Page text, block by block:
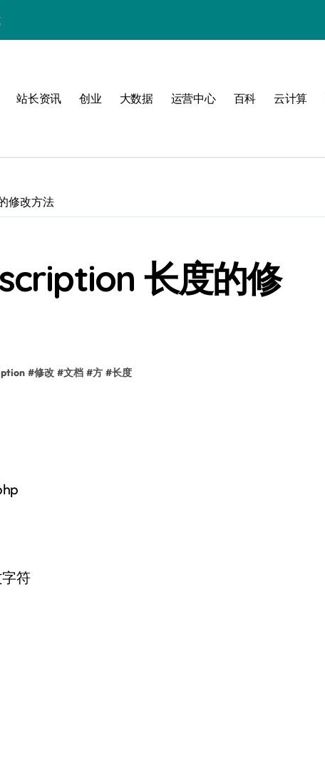
站长资讯 创业 大数据 运营中心 百科 云计算
修改方法
长度的修
#修改 #文档 #方 #长度
符